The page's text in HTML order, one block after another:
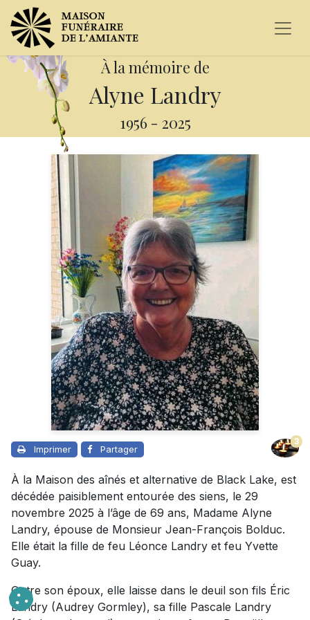
À la mémoire de
Alyne Landry
1956 - 2025
Imprimer Partager
3
À la Maison des aînés et alternative de Black Lake, est
décédée paisiblement entourée des siens, le 29
novembre 2025 à l’âge de 69 ans, Madame Alyne
Landry, épouse de Monsieur Jean-François Bolduc.
Elle était la fille de feu Léonce Landry et feu Yvette
Guay.
Outre son époux, elle laisse dans le deuil son fils Éric
Landry (Audrey Gormley), sa fille Pascale Landry